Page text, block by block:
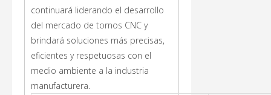
continuará liderando el desarrollo
del mercado de tornos CNC y
brindará soluciones más precisas,
eficientes y respetuosas con el
medio ambiente a la industria
manufacturera.